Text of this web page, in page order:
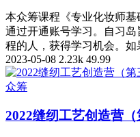
本众筹课程《专业化妆师基
通过开通账号学习。自习
程的人，获得学习机会。
2023-05-08 2.23k 49.99
众筹
2022缝纫工艺创造营（